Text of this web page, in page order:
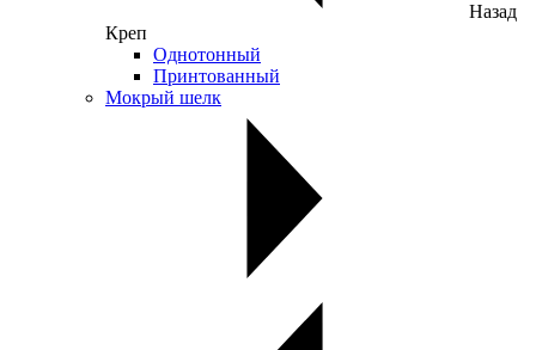
Назад
Креп
Однотонный
Принтованный
Мокрый шелк